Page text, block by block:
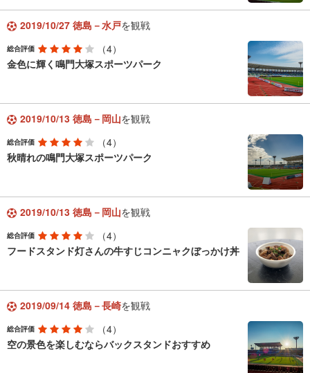
2019/10/27 徳島－水戸を観戦
総合評価
（4）
金色に輝く鳴門大塚スポーツパーク
2019/10/13 徳島－岡山を観戦
総合評価
（4）
秋晴れの鳴門大塚スポーツパーク
2019/10/13 徳島－岡山を観戦
総合評価
（4）
フードスタンド灯さんの牛すじコンニャクぼっかけ丼
2019/09/14 徳島－長崎を観戦
総合評価
（4）
空の景色を楽しむならバックスタンドおすすめ